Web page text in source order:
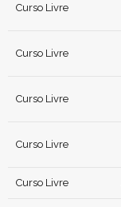
Curso Livre
Curso Livre
Curso Livre
Curso Livre
Curso Livre